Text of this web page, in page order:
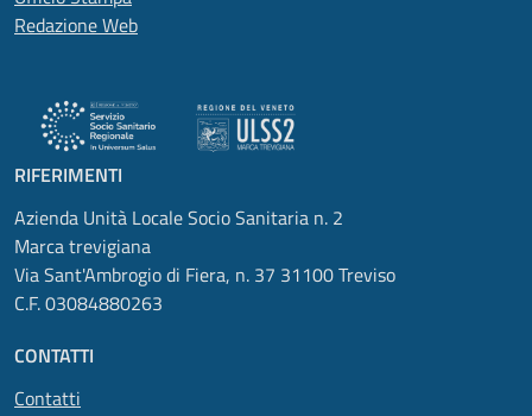
Redazione Web
RIFERIMENTI
Azienda Unità Locale Socio Sanitaria n. 2
Marca trevigiana
Via Sant'Ambrogio di Fiera, n. 37 31100 Treviso
C.F. 03084880263
CONTATTI
Contatti